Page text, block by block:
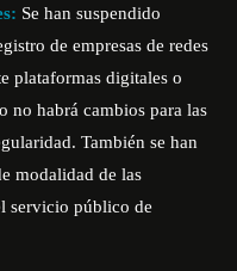
Se han suspendido
de empresas de redes
plataformas digitales o
no habrá cambios para las
También se han
modalidad de las
servicio público de